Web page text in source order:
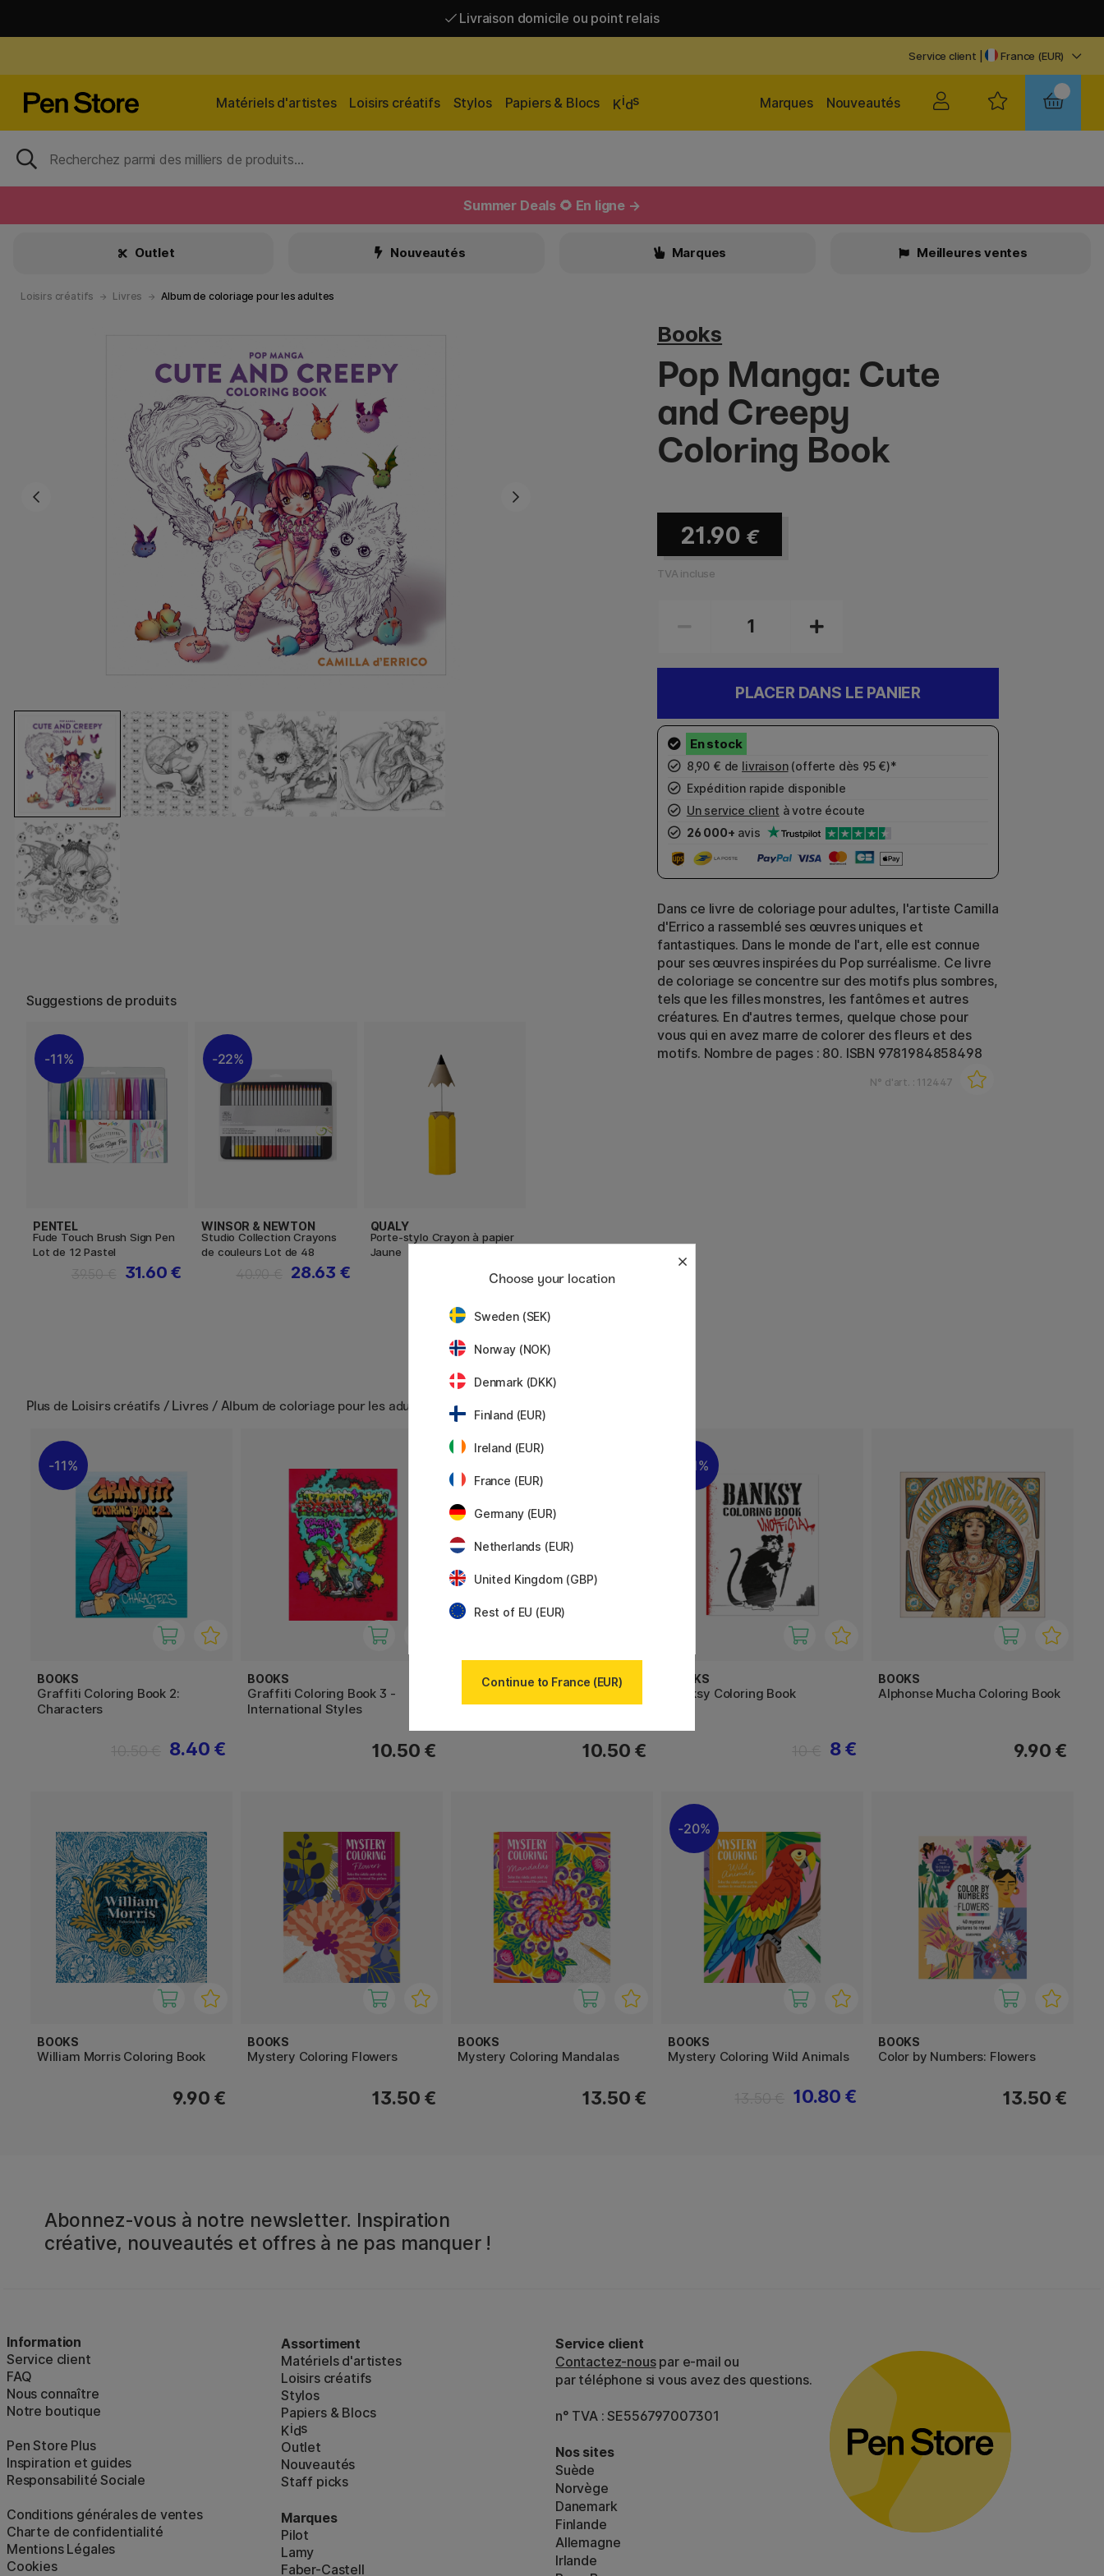
Livraison domicile ou point relais
Service client | France (EUR)
Matériels d'artistes Loisirs créatifs Stylos Papiers & Blocs Kids Nouveautés
Marques
Summer Deals 🌻 En ligne →
Outlet Nouveautés Marques Meilleures ventes
Loisirs créatifs Livres Album de coloriage pour les adultes
Suggestions de produits
11%
PENTEL
Fude Touch Brush Sign Pen
Lot de 12 Pastel
31.60 €
22%
WINSOR & NEWTON
Studio Collection Crayons
de couleurs Lot de 48
28.63 €
QUALY
Porte-stylo Crayon à papier
Jaune
58.90 €
Books
Pop Manga: Cute
and Creepy
Coloring Book
21.90 €
TVA incluse
PLACER DANS LE PANIER
8,90 € de livraison(offerte dès 95 €)*
Expédition rapide disponible
Un service client à votre écoute
26 000+ avis
Dans ce livre de coloriage pour adultes, l'artiste Camilla
d'Errico a rassemblé ses œuvres uniques et
fantastiques. Dans le monde de l'art, elle est connue
pour ses œuvres inspirées du Pop surréalisme. Ce livre
de coloriage se concentre sur des motifs plus sombres,
tels que les filles monstres, les fantômes et autres
créatures. En d'autres termes, quelque chose pour
vous qui en avez marre de colorer des fleurs et des
motifs. Nombre de pages : 80. ISBN 9781984858498
N° d'art. : 112447
Plus de Loisirs créatifs / Livres / Album de coloriage pour les adultes
11%
BOOKS
Graffiti Coloring Book 2:
Characters
8.40 €
BOOKS
Graffiti Coloring Book 3 -
International Styles
10.50 €
BOOKS
Draw Your Own Comic Book!
10.50 €
11%
BOOKS
Banksy Coloring Book
8 €
BOOKS
Alphonse Mucha Coloring Book
9.90 €
BOOKS
William Morris Coloring Book
9.90 €
BOOKS
Mystery Coloring Flowers
13.50 €
BOOKS
Mystery Coloring Mandalas
13.50 €
20%
BOOKS
Mystery Coloring Wild Animals
10.80 €
BOOKS
Color by Numbers: Flowers
13.50 €
Abonnez-vous à notre newsletter. Inspiration
créative, nouveautés et offres à ne pas manquer !
Information
Service client
FAQ
Nous connaître
Notre boutique
Pen Store Plus
Inspiration et guides
Responsabilité Sociale
Conditions générales de ventes
Charte de confidentialité
Mentions Légales
Cookies
Assortiment
Matériels d'artistes
Loisirs créatifs
Stylos
Papiers & Blocs
Kids
Outlet
Nouveautés
Staff picks
Marques
Pilot
Lamy
Faber-Castell
Service client
Contactez-nouspar e-mail ou
par téléphone si vous avez des questions.
n° TVA : SE556797007301
Nos sites
Suède
Norvège
Danemark
Finlande
Allemagne
Irlande
Choose your location
Sweden (SEK)
Norway (NOK)
Denmark (DKK)
Finland (EUR)
Ireland (EUR)
France (EUR)
Germany (EUR)
Netherlands (EUR)
United Kingdom (GBP)
Rest of EU (EUR)
Continue to France (EUR)